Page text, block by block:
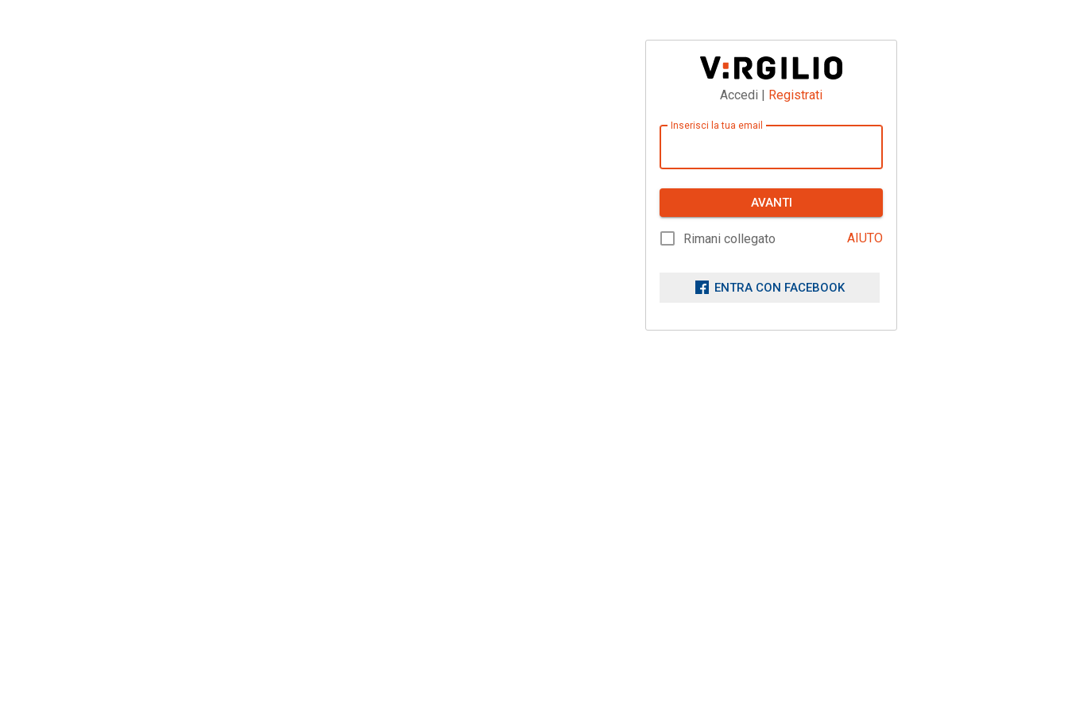
Accedi | Registrati
Inserisci la tua email
AVANTI
Rimani collegato AIUTO
ENTRA CON FACEBOOK